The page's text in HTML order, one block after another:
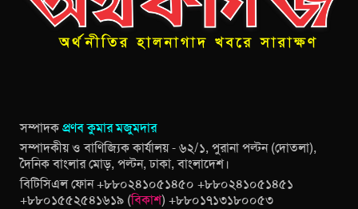
সম্পাদকপ্রণব কুমার মজুমদার
সম্পাদকীয় ও বাণিজ্যিক কার্যালয় - ৬২/১, পুরানা পল্টন (দোতলা),
দৈনিক বাংলার মোড়, পল্টন, ঢাকা, বাংলাদেশ।
বিটিসিএল ফোন +৮৮০২৪১০৫১৪৫০ +৮৮০২৪১০৫১৪৫১
+৮৮০১৫৫২৫৪১৬১৯ (বিকাশ) +৮৮০১৭১৩১৮০০৫৩